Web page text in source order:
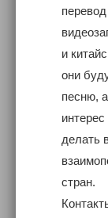
и
они
песню,
делать
стран.